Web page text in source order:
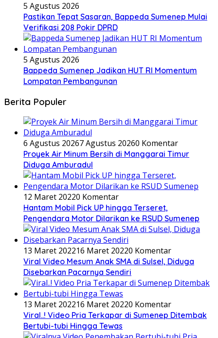
5 Agustus 2026
Pastikan Tepat Sasaran, Bappeda Sumenep Mulai
Verifikasi 208 Pokir DPRD
5 Agustus 2026
Bappeda Sumenep Jadikan HUT RI Momentum
Lompatan Pembangunan
Berita Populer
6 Agustus 20267 Agustus 20260 Komentar
Proyek Air Minum Bersih di Manggarai Timur
Diduga Amburadul
12 Maret 20220 Komentar
Hantam Mobil Pick UP hingga Terseret,
Pengendara Motor Dilarikan ke RSUD Sumenep
13 Maret 202216 Maret 20220 Komentar
Viral Video Mesum Anak SMA di Sulsel, Diduga
Disebarkan Pacarnya Sendiri
13 Maret 202216 Maret 20220 Komentar
Viral..! Video Pria Terkapar di Sumenep Ditembak
Bertubi-tubi Hingga Tewas